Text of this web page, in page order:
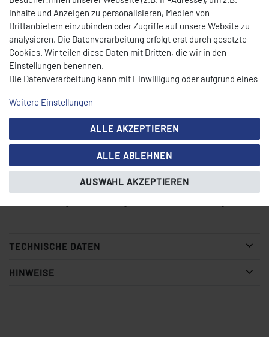
Eigenschaften:
Kapazität: 90 kg/h
Modell:1231 TR – Nr. 12
Material:Edelstahl – rostfrei, hygienisch und langlebig
Geräuscharmer Betrieb
Einfache Bedienung und Reinigung
Platzsparendes Design
für sicheren Stand
TECHNISCHE DATEN
HINWEISE
Inhalte und Anzeigen zu personalisieren, Medien von
Drittanbietern einzubinden oder Zugriffe auf unsere Website zu
analysieren. Die Datenverarbeitung erfolgt erst durch gesetzte
Cookies. Wir teilen diese Daten mit Dritten, die wir in den
Einstellungen benennen.
Die Datenverarbeitung kann mit Einwilligung oder aufgrund eines
oder abgelehnt werden. Es besteht das Recht, nicht einzuwilligen
und die Einwilligung zu einem späteren Zeitpunkt zu ändern oder
zu widerrufen. Beachten Sie unserImpressum
Hinweise zur Verwendung personenbezogener Daten in unserer
Weitere Einstellungen
ALLE AKZEPTIEREN
ALLE ABLEHNEN
AUSWAHL AKZEPTIEREN